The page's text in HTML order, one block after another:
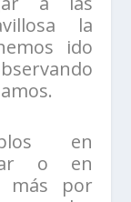
la
ido
en
o en
más por